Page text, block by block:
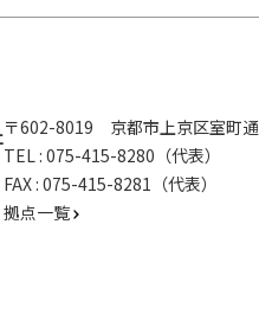
〒602-8019 京都市上京区室町
TEL : 075-415-8280（代表）
FAX : 075-415-8281（代表）
拠点一覧